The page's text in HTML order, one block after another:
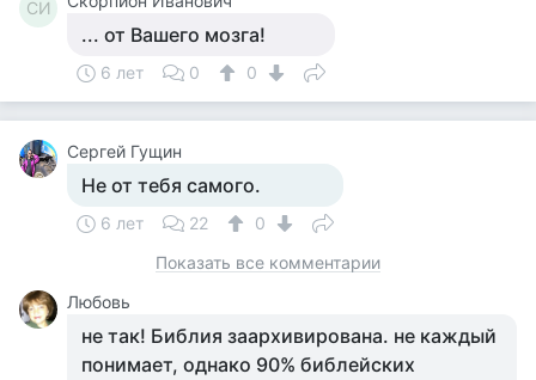
СИ
... от Вашего мозга!
6 лет 0 0
Сергей Гущин
Не от тебя самого.
6 лет 22
0
Показать все комментарии
Любовь
не так! Библия заархивирована. не каждый
понимает, однако 90% библейских